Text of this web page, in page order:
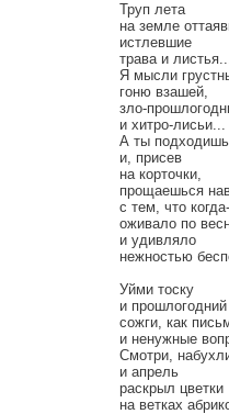
Труп лета
на земле
истлевшие
трава и
Я мысли
гоню взашей,
зло-
и хитро-лисьи...
А ты подходишь
и, присев
на корточки,
прощаешься
с тем, что
оживало по
и удивляло
нежностью
Уйми тоску
и
сожги, как
и ненужные
Смотри,
и апрель
раскрыл цветки
на ветках